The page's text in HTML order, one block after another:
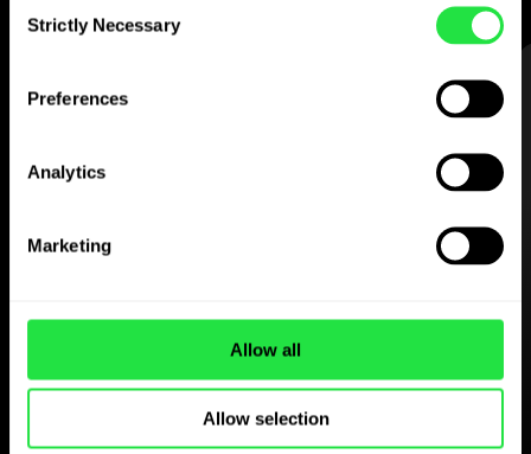
Selection
Strictly Necessary
Preferences
Analytics
Marketing
Allow all
Allow selection
PASO 1
Descargue gratis
Descargue la aplicación
y regístrese en pocos
minutos.